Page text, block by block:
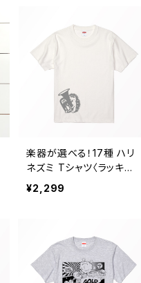
楽器が選べる！17種 ハリ
ネズミ Tシャツ〈ラッキー・
ハリー〉 バニラホワイト
¥2,299